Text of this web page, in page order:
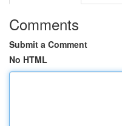
Comments
Submit a Comment
No HTML